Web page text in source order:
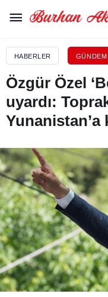
HABERLER GÜNDEM
Özgür Özel
uyardı: